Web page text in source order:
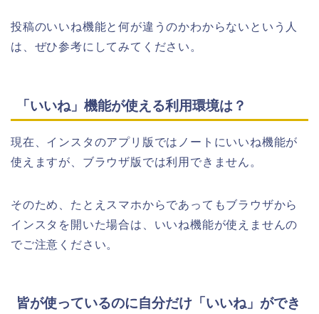
投稿のいいね機能と何が違うのかわからないという人
は、ぜひ参考にしてみてください。
「いいね」機能が使える利用環境は？
現在、インスタのアプリ版ではノートにいいね機能が
使えますが、ブラウザ版では利用できません。
そのため、たとえスマホからであってもブラウザから
インスタを開いた場合は、いいね機能が使えませんの
でご注意ください。
皆が使っているのに自分だけ「いいね」ができ